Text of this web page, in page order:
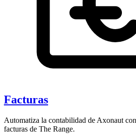
Facturas
Automatiza la contabilidad de Axonaut
facturas de The Range.